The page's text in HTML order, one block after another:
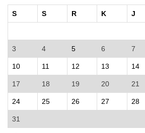
S S R K J
3 4 5 6 7
10 11 12 13 14
17 18 19 20 21
24 25 26 27 28
31